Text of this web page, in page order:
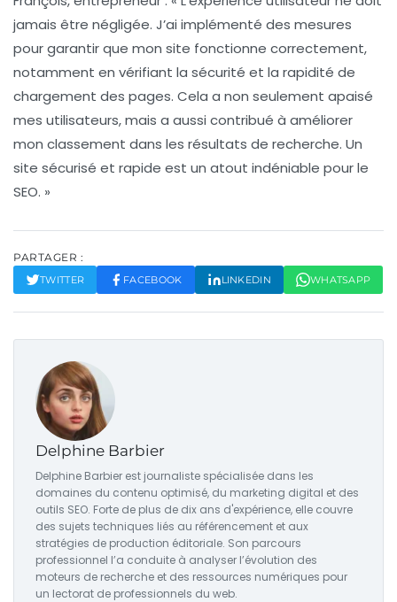
jamais être négligée. J’ai implémenté des mesures
pour garantir que mon site fonctionne correctement,
notamment en vérifiant la sécurité et la rapidité de
chargement des pages. Cela a non seulement apaisé
mes utilisateurs, mais a aussi contribué à améliorer
mon classement dans les résultats de recherche. Un
site sécurisé et rapide est un atout indéniable pour le
SEO. »
PARTAGER :
TWITTER FACEBOOK LINKEDIN WHATSAPP
Delphine Barbier
Delphine Barbier est journaliste spécialisée dans les
domaines du contenu optimisé, du marketing digital et des
outils SEO. Forte de plus de dix ans d'expérience, elle couvre
des sujets techniques liés au référencement et aux
stratégies de production éditoriale. Son parcours
professionnel l’a conduite à analyser l’évolution des
moteurs de recherche et des ressources numériques pour
un lectorat de professionnels du web.